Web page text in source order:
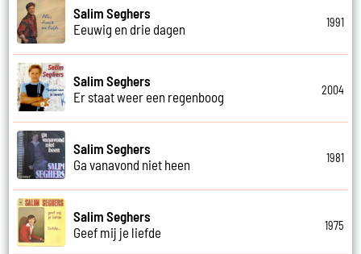
Salim Seghers
Eeuwig en drie dagen
1991
Salim Seghers
Er staat weer een regenboog
2004
Salim Seghers
Ga vanavond niet heen
1981
Salim Seghers
Geef mij je liefde
1975